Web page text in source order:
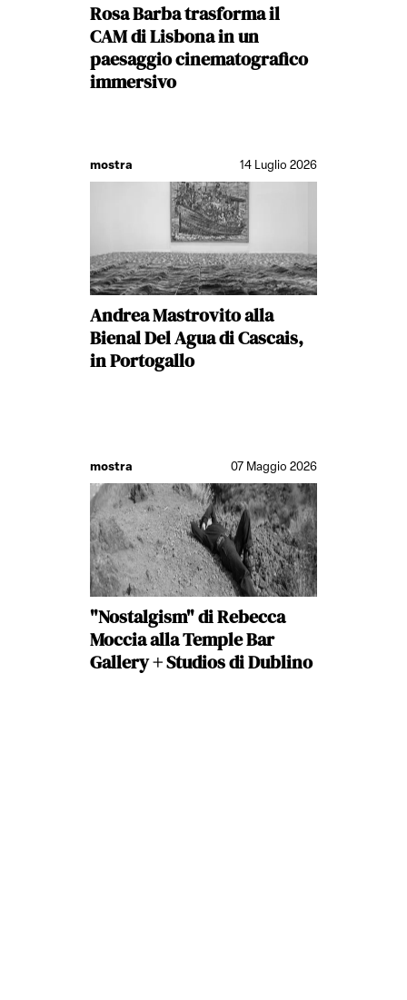
Rosa Barba trasforma il
CAM di Lisbona in un
paesaggio cinematografico
immersivo
mostra 14 Luglio 2026
Andrea Mastrovito alla
Bienal Del Agua di Cascais,
in Portogallo
mostra 07 Maggio 2026
"Nostalgism" di Rebecca
Moccia alla Temple Bar
Gallery + Studios di Dublino